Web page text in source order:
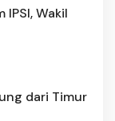
Wakil
dari Timur